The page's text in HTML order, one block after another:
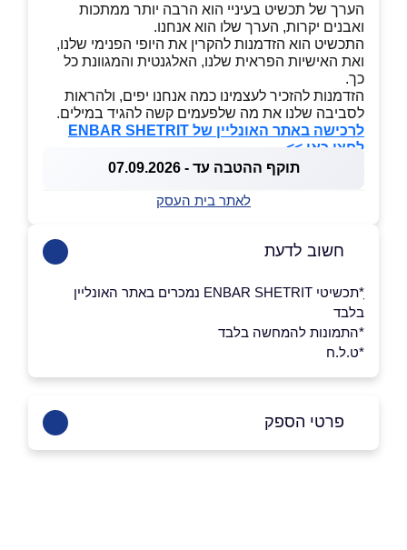
הערך של תכשיט בעיניי הוא הרבה יותר ממתכות
ואבנים יקרות, הערך שלו הוא אנחנו.
התכשיט הוא הזדמנות להקרין את היופי הפנימי שלנו,
ואת האישיות הפראית שלנו, האלגנטית והמגוונת כל
כך.
הזדמנות להזכיר לעצמינו כמה אנחנו יפים, ולהראות
לסביבה שלנו את מה שלפעמים קשה להגיד במילים.
לרכישה באתר האונליין של ENBAR SHETRIT
לחצו כאן >>
תוקף ההטבה עד - 07.09.2026
לאתר בית העסק
חשוב לדעת
ָ*תכשיטי ENBAR SHETRIT נמכרים באתר האונליין
בלבד
*התמונות להמחשה בלבד
*ט.ל.ח
פרטי הספק